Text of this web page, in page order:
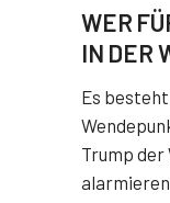
WER
IN DER
Es
Trump